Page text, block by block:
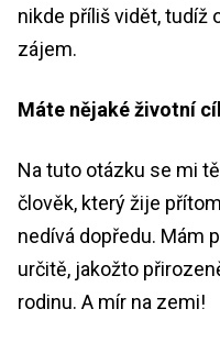
nikde příliš vidět, tudíž
zájem.
Máte nějaké životní
Na tuto otázku se mi
člověk, který žije
nedívá dopředu. Mám
určitě, jakožto
rodinu. A mír na zemi!